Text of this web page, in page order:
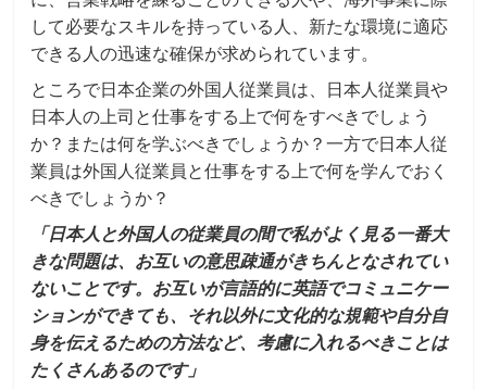
して必要なスキルを持っている人、新たな環境に適応
できる人の迅速な確保が求められています。
ところで日本企業の外国人従業員は、日本人従業員や
日本人の上司と仕事をする上で何をすべきでしょう
か？または何を学ぶべきでしょうか？一方で日本人従
業員は外国人従業員と仕事をする上で何を学んでおく
べきでしょうか？
「日本人と外国人の従業員の間で私がよく見る一番大
きな問題は、お互いの意思疎通がきちんとなされてい
ないことです。お互いが言語的に英語でコミュニケー
ションができても、それ以外に文化的な規範や自分自
身を伝えるための方法など、考慮に入れるべきことは
たくさんあるのです」